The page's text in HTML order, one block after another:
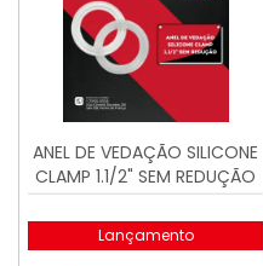
ANEL DE VEDAÇÃO SILICONE
CLAMP 1.1/2" SEM REDUÇÃO
Lançamento